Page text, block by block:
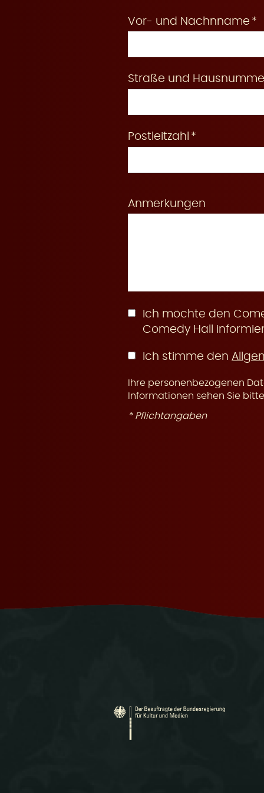
Vor- und Nachnname
Straße und
Postleitzahl
Anmerkungen
Ich möchte den
Comedy Hall
Ich stimme den
Ihre personenbezogenen
Informationen sehen Sie
* Pflichtangaben